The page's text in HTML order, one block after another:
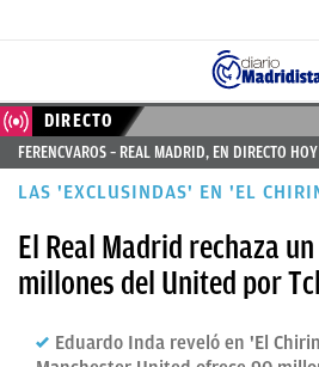
ÚLTIMAS
NOTICIAS
MADRID
BALONCESTO
CANTERA
DIRECTO
FERENCVAROS – REAL MADRID, EN DIRECTO HOY
LAS 'EXCLUSINDAS' EN 'EL
El Real Madrid rechaza
millones del United por
Eduardo Inda reveló en 'El